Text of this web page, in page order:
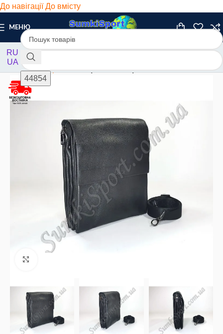
До навігаціїДо вмісту
МЕНЮ
RU
UA
Головна/ Барсетки/ Барсетки шкіряні